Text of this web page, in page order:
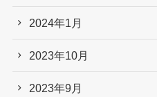
2024年1月
2023年10月
2023年9月